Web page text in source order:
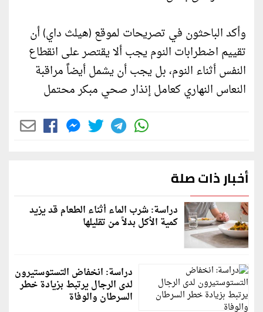
وأكد الباحثون في تصريحات لموقع (هيلث داي) أن
تقييم اضطرابات النوم يجب ألا يقتصر على انقطاع
النفس أثناء النوم، بل يجب أن يشمل أيضاً مراقبة
النعاس النهاري كعامل إنذار صحي مبكر محتمل
أخبار ذات صلة
دراسة: شرب الماء أثناء الطعام قد يزيد
كمية الأكل بدلاً من تقليلها
دراسة: انخفاض التستوستيرون
لدى الرجال يرتبط بزيادة خطر
السرطان والوفاة